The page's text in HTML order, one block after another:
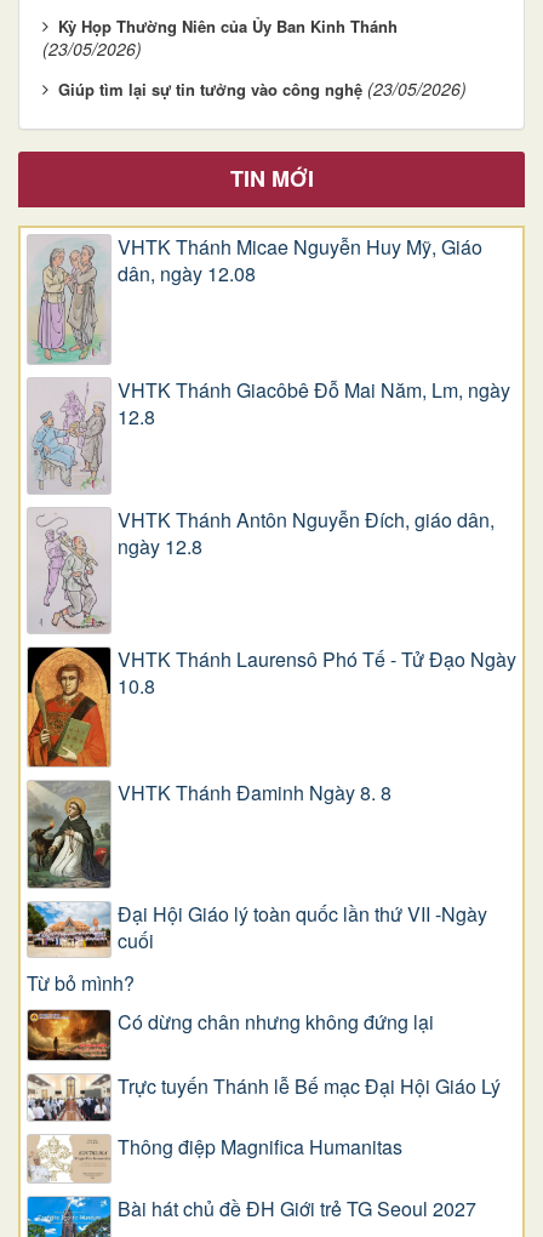
Kỳ Họp Thường Niên của Ủy Ban Kinh Thánh
(23/05/2026)
Giúp tìm lại sự tin tưởng vào công nghệ (23/05/2026)
TIN MỚI
VHTK Thánh Micae Nguyễn Huy Mỹ, Giáo
dân, ngày 12.08
VHTK Thánh Giacôbê Ðỗ Mai Năm, Lm, ngày
12.8
VHTK Thánh Antôn Nguyễn Ðích, giáo dân,
ngày 12.8
VHTK Thánh Laurensô Phó Tế - Tử Đạo Ngày
10.8
VHTK Thánh Đaminh Ngày 8. 8
Đại Hội Giáo lý toàn quốc lần thứ VII -Ngày
cuối
Từ bỏ mình?
Có dừng chân nhưng không đứng lại
Trực tuyến Thánh lễ Bế mạc Đại Hội Giáo Lý
Thông điệp Magnifica Humanitas
Bài hát chủ đề ĐH Giới trẻ TG Seoul 2027